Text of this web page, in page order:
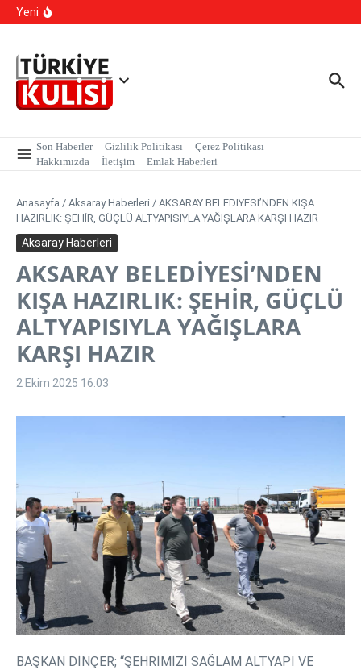
İçeriğe atla
Yeni
Sarmalı’ Tuzağını İfşa Etti
Son Haberler Gizlilik Politikası
Çerez Politikası
Hakkımızda
İletişim Emlak Haberleri
Anasayfa / Aksaray Haberleri / AKSARAY BELEDİYESİ’NDEN KIŞA
HAZIRLIK: ŞEHİR, GÜÇLÜ ALTYAPISIYLA YAĞIŞLARA KARŞI HAZIR
Aksaray Haberleri
AKSARAY BELEDİYESİ’NDEN
KIŞA HAZIRLIK: ŞEHİR, GÜÇLÜ
ALTYAPISIYLA YAĞIŞLARA
KARŞI HAZIR
2 Ekim 2025 16:03
BAŞKAN DİNÇER; “ŞEHRİMİZİ SAĞLAM ALTYAPI VE